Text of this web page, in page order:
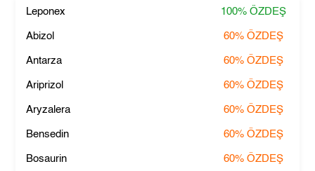
Leponex 100% ÖZDEŞ
Abizol 60% ÖZDEŞ
Antarza 60% ÖZDEŞ
Ariprizol 60% ÖZDEŞ
Aryzalera 60% ÖZDEŞ
Bensedin 60% ÖZDEŞ
Bosaurin 60% ÖZDEŞ